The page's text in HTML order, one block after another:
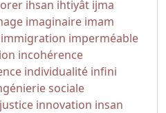
ihsan ihtiyât ijma
imaginaire imam
immigration imperméable
incohérence
individualité infini
sociale
innovation insan